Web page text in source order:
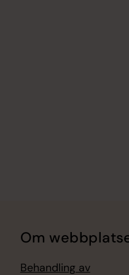
Om
Behandling av